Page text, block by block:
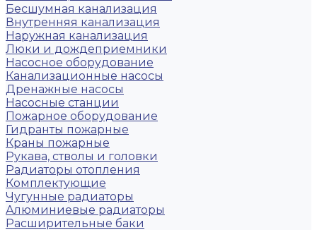
Бесшумная канализация
Внутренняя канализация
Наружная канализация
Люки и дождеприемники
Насосное оборудование
Канализационные насосы
Дренажные насосы
Насосные станции
Пожарное оборудование
Гидранты пожарные
Краны пожарные
Рукава, стволы и головки
Радиаторы отопления
Комплектующие
Чугунные радиаторы
Алюминиевые радиаторы
Расширительные баки